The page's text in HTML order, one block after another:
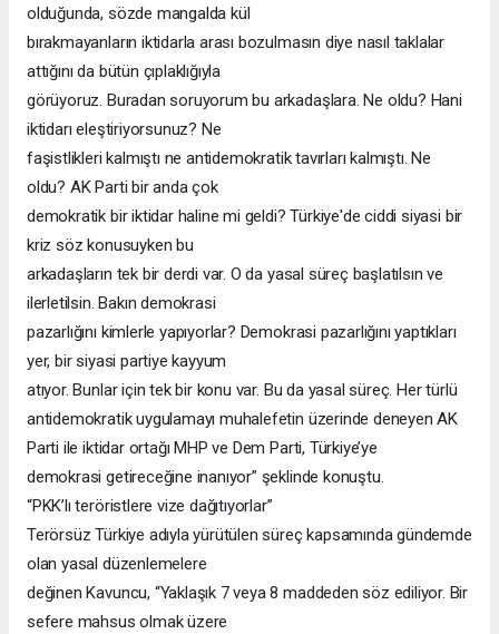
olduğunda, sözde mangalda kül
bırakmayanların iktidarla arası bozulmasın diye nasıl taklalar
attığını da bütün çıplaklığıyla
görüyoruz. Buradan soruyorum bu arkadaşlara. Ne oldu? Hani
iktidarı eleştiriyorsunuz? Ne
faşistlikleri kalmıştı ne antidemokratik tavırları kalmıştı. Ne
oldu? AK Parti bir anda çok
demokratik bir iktidar haline mi geldi? Türkiye'de ciddi siyasi bir
kriz söz konusuyken bu
arkadaşların tek bir derdi var. O da yasal süreç başlatılsın ve
ilerletilsin. Bakın demokrasi
pazarlığını kimlerle yapıyorlar? Demokrasi pazarlığını yaptıkları
yer, bir siyasi partiye kayyum
atıyor. Bunlar için tek bir konu var. Bu da yasal süreç. Her türlü
antidemokratik uygulamayı muhalefetin üzerinde deneyen AK
Parti ile iktidar ortağı MHP ve Dem Parti, Türkiye’ye
demokrasi getireceğine inanıyor” şeklinde konuştu.
“PKK’lı teröristlere vize dağıtıyorlar”
Terörsüz Türkiye adıyla yürütülen süreç kapsamında gündemde
olan yasal düzenlemelere
değinen Kavuncu, “Yaklaşık 7 veya 8 maddeden söz ediliyor. Bir
sefere mahsus olmak üzere